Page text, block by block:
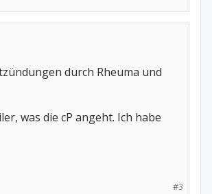
durch Rheuma und
was die cP angeht. Ich habe
#3